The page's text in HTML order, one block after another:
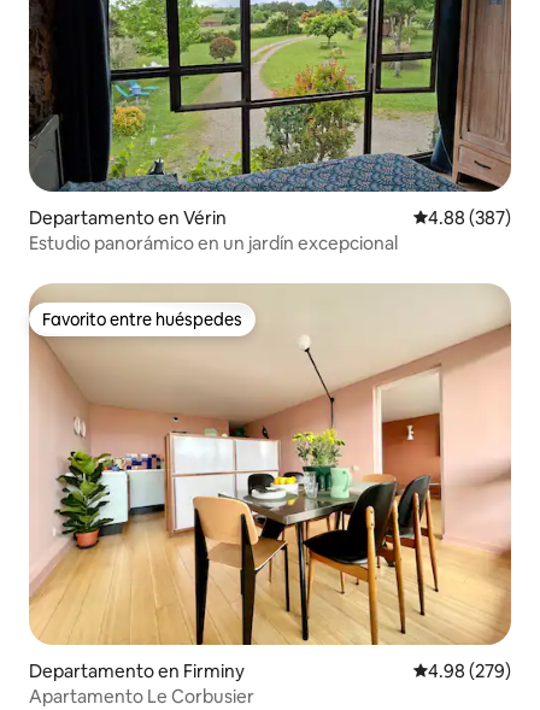
Departamento en Vérin Calificación
4.88 (387)
Estudio panorámico en un jardín excepcional
Favorito entre huéspedes
Favorito entre huéspedes
Departamento en Firminy Calificación
4.98 (279)
Apartamento Le Corbusier